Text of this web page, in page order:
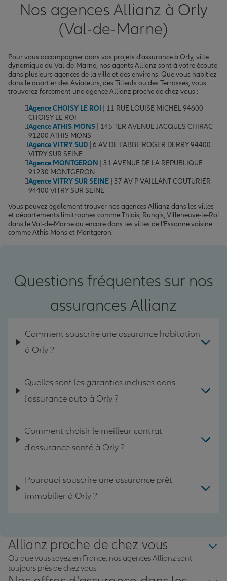
Nos agences Allianz à Orly
(Val-de-Marne)
Pour vous accompagner dans vos projets d'assurance à Orly, ville
dynamique du Val-de-Marne, nos agents Allianz sont à votre écoute
dans plusieurs agences de la ville et des environs. Que vous habitiez
dans le quartier des Aviateurs, des Tilleuls ou des Terrasses, vous
trouverez forcément une agence Allianz proche de chez vous :
Agence CHOISY LE ROI | 11 RUE LOUISE MICHEL 94600
CHOISY LE ROI
Agence ATHIS MONS | 145 TER AVENUE JACQUES CHIRAC
91200 ATHIS MONS
Agence VITRY SUD | 6 AV DE L'ABBE ROGER DERRY 94400
VITRY SUR SEINE
Agence MONTGERON | 31 AVENUE DE LA REPUBLIQUE
91230 MONTGERON
Agence VITRY SUR SEINE | 37 AV P VAILLANT COUTURIER
94400 VITRY SUR SEINE
Vous pouvez également trouver nos agences Allianz dans les villes
et départements limitrophes comme Thiais, Rungis, Villeneuve-le-Roi
dans le Val-de-Marne ou encore dans les villes de l'Essonne voisine
comme Athis-Mons et Montgeron.
Questions fréquentes sur nos
assurances Allianz
Comment souscrire une assurance habitation
à Orly ?
Quelles sont les garanties incluses dans
l'assurance auto à Orly ?
Comment choisir le meilleur contrat
d'assurance santé à Orly ?
Pourquoi souscrire une assurance prêt
immobilier à Orly ?
Allianz proche de chez vous
Où que vous soyez en France, nos agences Allianz sont
toujours près de chez vous.